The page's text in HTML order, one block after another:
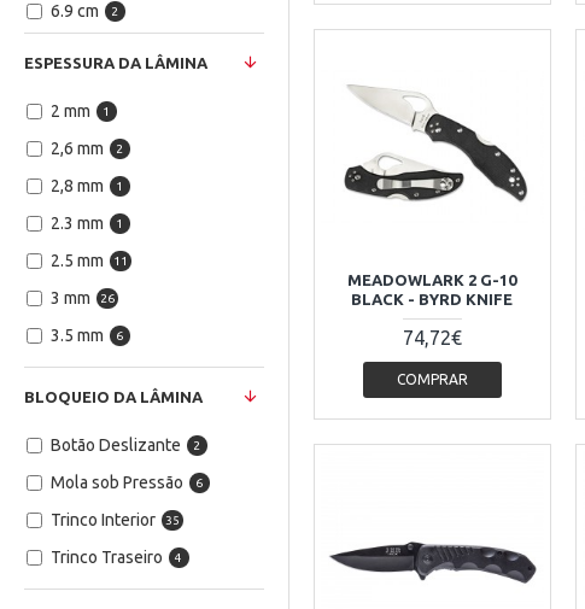
6.9 cm 2
7.5 cm 7
7.6 cm 3
7.9 cm 1
8 cm
8.2 cm 1
8.5 cm 15
8.6 cm 1
ESPESSURA DA LÂMINA
2 mm 1
2,6 mm 2
2,8 mm 1
2.3 mm 1
2.5 mm 11
3 mm 26
3.5 mm 6
BLOQUEIO DA LÂMINA
Botão Deslizante 2
Mola sob Pressão 6
Trinco Interior 35
Trinco Traseiro 4
MEADOWLARK 2 G-10
BLACK - BYRD KNIFE
74,72€
COMPRAR